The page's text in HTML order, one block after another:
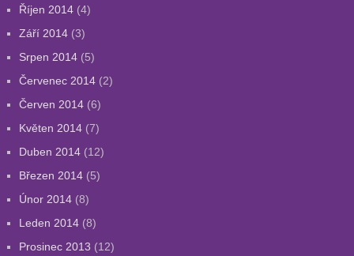
Říjen 2014(4)
Září 2014(3)
Srpen 2014(5)
Červenec 2014(2)
Červen 2014(6)
Květen 2014(7)
Duben 2014(12)
Březen 2014(5)
Únor 2014(8)
Leden 2014(8)
Prosinec 2013 (12)